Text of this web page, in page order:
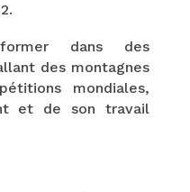
dans des
des montagnes
mondiales,
et de son travail